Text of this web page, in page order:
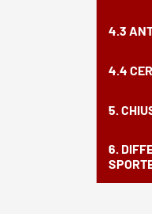
4.3
4.4
5.
6.